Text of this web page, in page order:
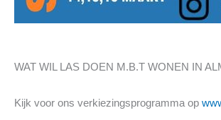
WAT WIL LAS DOEN M.B.T WONEN IN
Kijk voor ons verkiezingsprogramma op